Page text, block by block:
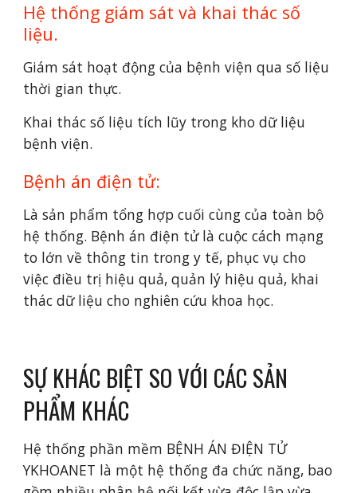
Hệ thống giám sát và khai thác số
liệu.
Giám sát hoạt động của bệnh viện qua số liệu
thời gian thực.
Khai thác số liệu tích lũy trong kho dữ liệu
bệnh viện.
Bệnh án điện tử:
Là sản phẩm tổng hợp cuối cùng của toàn bộ
hệ thống. Bệnh án điện tử là cuộc cách mạng
to lớn về thông tin trong y tế, phục vụ cho
việc điều trị hiệu quả, quản lý hiệu quả, khai
thác dữ liệu cho nghiên cứu khoa học.
SỰ KHÁC BIỆT SO VỚI CÁC SẢN
PHẨM KHÁC
Hệ thống phần mềm BỆNH ÁN ĐIỆN TỬ
YKHOANET là một hệ thống đa chức năng, bao